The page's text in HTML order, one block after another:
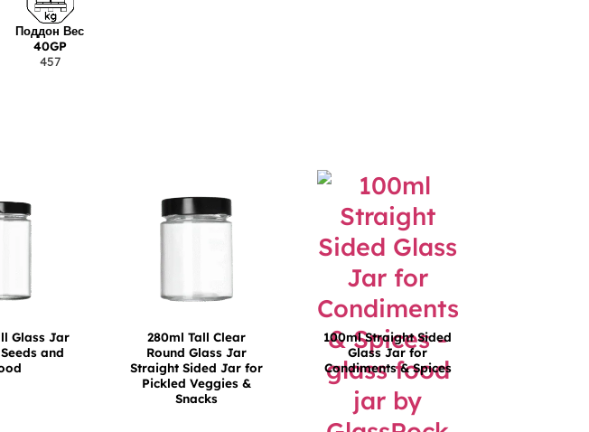
Поддон Вес
40GP
457
Glass Jar
and
280ml Tall Clear
Round Glass Jar
Straight Sided Jar for
Pickled Veggies &
Snacks
100ml Straight Sided
Glass Jar for
Condiments & Spices